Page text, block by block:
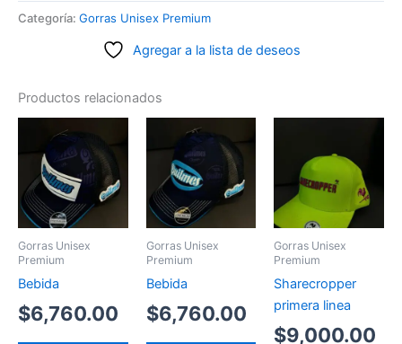
cantidad
Categoría: Gorras Unisex Premium
Agregar a la lista de deseos
Productos relacionados
Gorras Unisex
Premium
Bebida
$6,760.00
Gorras Unisex
Premium
Bebida
$6,760.00
Gorras Unisex
Premium
Sharecropper
primera linea
$9,000.00